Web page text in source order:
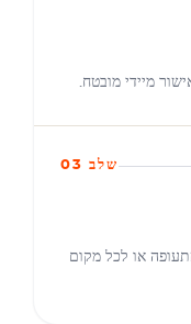
מיידי מובטח.
שלב 03
או לכל מקום